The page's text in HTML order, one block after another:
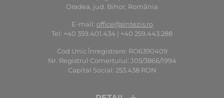
Oradea, jud. Bihor, România
E-mail: office@sintezis.ro
Tel: +40 359.401.434 | +40 259.443.288
Cod Unic Înregistrare: RO6390409
Nr. Registrul Comerţului: J05/3866/1994
Capital Social: 253.438 RON